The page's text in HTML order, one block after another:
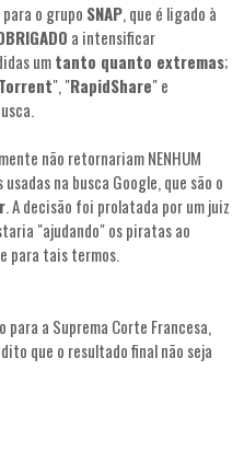
o grupo SNAP, que é ligado à
a intensificar
umtanto quanto extremas;
", "RapidShare" e
não retornariam NENHUM
na busca Google, que são o
. A decisão foi prolatada por um juiz
"ajudando" os piratas ao
para tais termos.
para a Suprema Corte Francesa,
que o resultado final não seja